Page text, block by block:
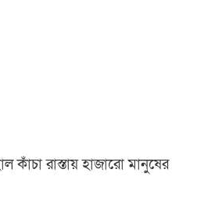
কাঁচা রাস্তায় হাজারো মানুষের